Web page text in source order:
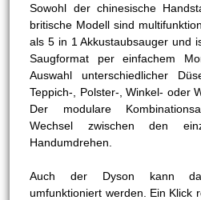
Sowohl der chinesische
britische Modell sind
als 5 in 1 Akkustaubsauger und
Saugformat per einfachem
Auswahl unterschiedlicher
Teppich-, Polster-, Winkel- oder
Der modulare
Wechsel zwischen den
Handumdrehen.
Auch der Dyson kann
umfunktioniert werden. Ein Klick